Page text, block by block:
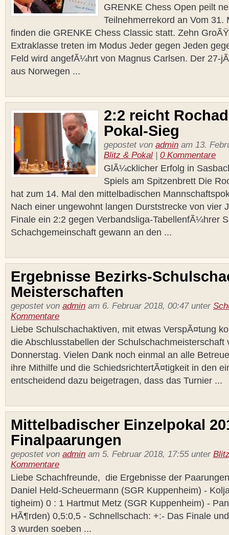
GRENKE Chess Open peilt
Teilnehmerrekord an Vom 31.
finden die GRENKE Chess Classic statt. Zehn
Extraklasse treten im Modus Jeder gegen Jeden
Feld wird angefÃ¼hrt von Magnus Carlsen. Der 27-
aus Norwegen ...
2:2 reicht
Pokal-Sieg
gepostet von admin am 13.
Blitz & Pokal
0 Kommentare
GlÃ¼cklicher Erfolg in
Spiels am Spitzenbrett Die
hat zum 14. Mal den mittelbadischen
Nach einer ungewohnt langen Durststrecke von vier
Finale ein 2:2 gegen Verbandsliga-TabellenfÃ¼hrer
Schachgemeinschaft gewann an den ...
Ergebnisse Bezirks-
Meisterschaften
gepostet von admin am 6. Februar 2018, 00:47 unter
Kommentare
Liebe Schulschachaktiven, mit etwas VerspÃ¤tung
die Abschlusstabellen der Schulschachmeisterschaft
Donnerstag. Vielen Dank noch einmal an alle
ihre Mithilfe und die SchiedsrichtertÃ¤tigkeit in den
entscheidend dazu beigetragen, dass das Turnier ...
Mittelbadischer Einzelpokal
Finalpaarungen
gepostet von admin am 5. Februar 2018, 17:55 unter
Kommentare
Liebe Schachfreunde, die Ergebnisse der
Daniel Held-Scheuermann (SGR Kuppenheim) -
tigheim) 0 : 1 Hartmut Metz (SGR Kuppenheim) -
HÃ¶rden) 0,5:0,5 - Schnellschach: +:- Das Finale
3 wurden soeben ...